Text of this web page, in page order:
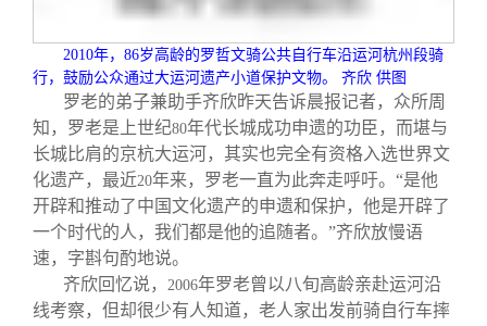
2010年， 86岁高龄的罗哲文骑公共自行车沿运河杭州段骑
行，鼓励公众通过大运河遗产小道保护文物。
齐欣 供图
罗老的弟子兼助手齐欣昨天告诉晨报记者，众所周
知，罗老是上世纪80年代长城成功申遗的功臣，而堪与
长城比肩的京杭大运河，其实也完全有资格入选世界文
化遗产，最近20年来，罗老一直为此奔走呼吁。“是他
开辟和推动了中国文化遗产的申遗和保护，他是开辟了
一个时代的人，我们都是他的追随者。”齐欣放慢语
速，字斟句酌地说。
齐欣回忆说， 2006年罗老曾以八旬高龄亲赴运河沿
线考察，但却很少有人知道，老人家出发前骑自行车摔